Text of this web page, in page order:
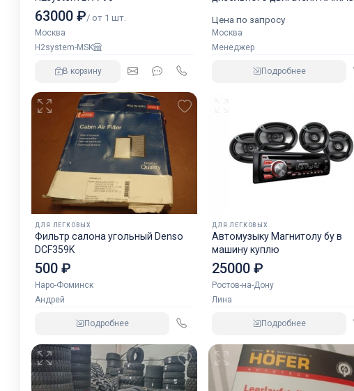
63000 ₽/ от 1 шт.
Москва
H2system-MSK
В корзину
Цена по запросу
Москва
Менеджер
Подробнее
ДЛЯ ЛЕГКОВЫХ
Фильтр салона угольный Denso
DCF359K
500 ₽
Наро-Фоминск
Андрей
Подробнее
ДЛЯ ЛЕГКОВЫХ
Автомузыку Магнитолу бу в
машину куплю
25000 ₽
Ростов-на-Дону
Лина
Подробнее